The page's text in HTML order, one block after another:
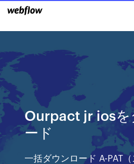
Ourpact jr iosを
ード
一括ダウンロード A-PAT